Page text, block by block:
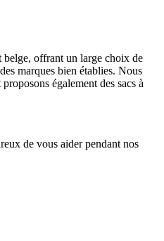
belge, offrant un large choix de
marques bien établies. Nous
également des sacs à
de vous aider pendant nos